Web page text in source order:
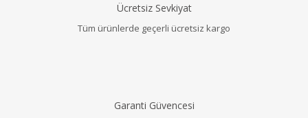
Ücretsiz Sevkiyat
Tüm ürünlerde geçerli ücretsiz kargo
Garanti Güvencesi